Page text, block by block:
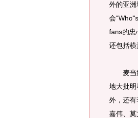
外的亚
会
fans的忠
还包括横
麦当娜
地大批
外，还
嘉伟、莫